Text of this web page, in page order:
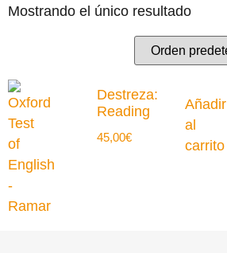
Mostrando el único resultado
Destreza:
Reading
45,00€
Añadir
al
carrito